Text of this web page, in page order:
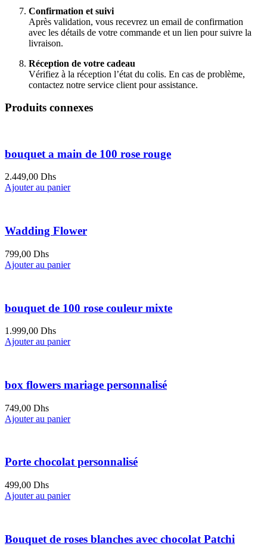
Confirmation et suivi
Après validation, vous recevrez un email de confirmation
avec les détails de votre commande et un lien pour suivre la
livraison.
Réception de votre cadeau
Vérifiez à la réception l’état du colis. En cas de problème,
contactez notre service client pour assistance.
Produits connexes
bouquet a main de 100 rose rouge
2.449,00 Dhs
Ajouter au panier
Wadding Flower
799,00 Dhs
Ajouter au panier
bouquet de 100 rose couleur mixte
1.999,00 Dhs
Ajouter au panier
box flowers mariage personnalisé
749,00 Dhs
Ajouter au panier
Porte chocolat personnalisé
499,00 Dhs
Ajouter au panier
Bouquet de roses blanches avec chocolat Patchi